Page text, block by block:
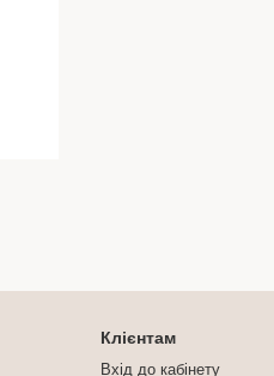
Клієнтам
Вхід до кабінету